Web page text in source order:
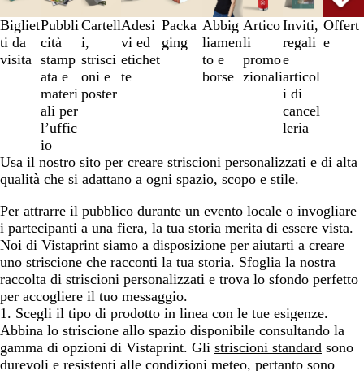
Bigliet
ti da
visita
Pubbli
cità
stamp
ata e
materi
ali per
l’uffic
io
Cartell
i,
strisci
oni e
poster
Adesi
vi ed
etichet
te
Packa
ging
Abbig
liamen
to e
borse
Artico
li
promo
zionali
Inviti,
regali
e
articol
i di
cancel
leria
Offert
e
a
3
di
Usa il nostro sito per creare striscioni personalizzati e di alta
qualità che si adattano a ogni spazio, scopo e stile.
Per attrarre il pubblico durante un evento locale o invogliare
i partecipanti a una fiera, la tua storia merita di essere vista.
Noi di Vistaprint siamo a disposizione per aiutarti a creare
uno striscione che racconti la tua storia. Sfoglia la nostra
raccolta di striscioni personalizzati e trova lo sfondo perfetto
per accogliere il tuo messaggio.
1. Scegli il tipo di prodotto in linea con le tue esigenze.
Abbina lo striscione allo spazio disponibile consultando la
gamma di opzioni di Vistaprint. Gli striscioni standard sono
durevoli e resistenti alle condizioni meteo, pertanto sono